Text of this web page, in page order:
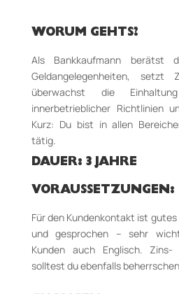
WORUM GEHTS?
Als Bankkaufmann berätst
Geldangelegenheiten, setzt
überwachst die
innerbetrieblicher Richtlinien
Kurz: Du bist in allen
tätig.
DAUER: 3 JAHRE
VORAUSSETZUNGEN:
Für den Kundenkontakt ist
und gesprochen – sehr
Kunden auch Englisch. Zins-
solltest du ebenfalls